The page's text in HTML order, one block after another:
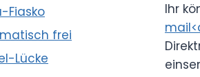
Fiasko
frei
Lücke
Ihr